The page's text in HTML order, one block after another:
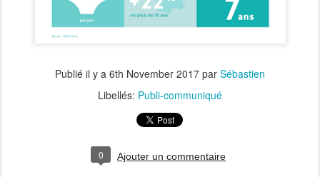
Publié il y a 6th November 2017 par Sébastien
Libellés: Publi-communiqué
0 Ajouter un commentaire